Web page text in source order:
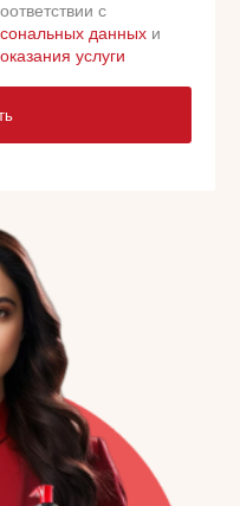
с
данных и
услуги